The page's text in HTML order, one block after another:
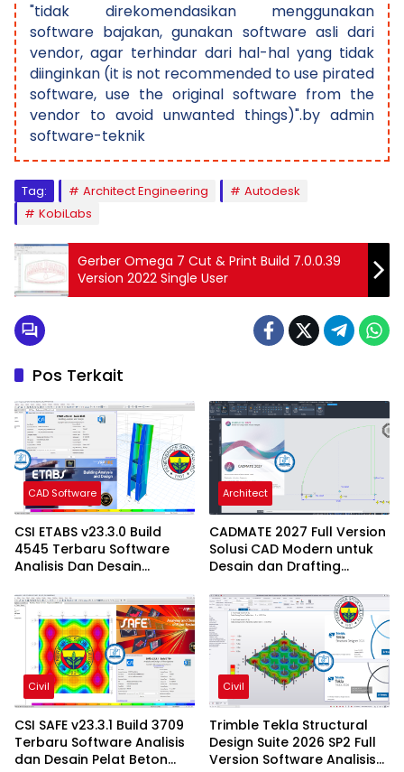
"tidak direkomendasikan menggunakan
software bajakan, gunakan software asli dari
vendor, agar terhindar dari hal-hal yang tidak
diinginkan (it is not recommended to use pirated
software, use the original software from the
vendor to avoid unwanted things)".by admin
software-teknik
Tag: Architect Engineering
Autodesk
KobiLabs
Gerber Omega 7 Cut & Print Build 7.0.0.39
Version 2022 Single User
Pos Terkait
CAD Software
CSI ETABS v23.3.0 Build
4545 Terbaru Software
Analisis Dan Desain
Profesional
Architect
CADMATE 2027 Full Version
Solusi CAD Modern untuk
Desain dan Drafting
Civil
CSI SAFE v23.3.1 Build 3709
Terbaru Software Analisis
dan Desain Pelat Beton
Civil
Trimble Tekla Structural
Design Suite 2026 SP2 Full
Version Software Analisis